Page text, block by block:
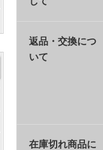
返品・交換につ
いて
在庫切れ商品に